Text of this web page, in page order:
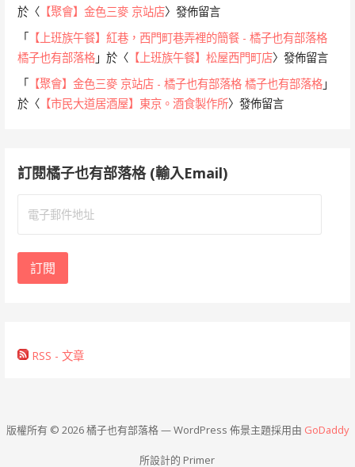
於〈 【聚會】金色三麥 京站店〉發佈留言
「 【上班族午餐】紅巷，西門町巷弄裡的簡餐 - 橘子也有部落格
橘子也有部落格 」於〈 【上班族午餐】松屋西門町店〉發佈留言
「 【聚會】金色三麥 京站店 - 橘子也有部落格 橘子也有部落格 」
於〈 【市民大道居酒屋】東京。酒食製作所〉發佈留言
訂閱橘子也有部落格 (輸入Email)
地
訂閱
RSS - 文章
版權所有 © 2026 橘子也有部落格 — WordPress 佈景主題採用由 GoDaddy
所設計的 Primer